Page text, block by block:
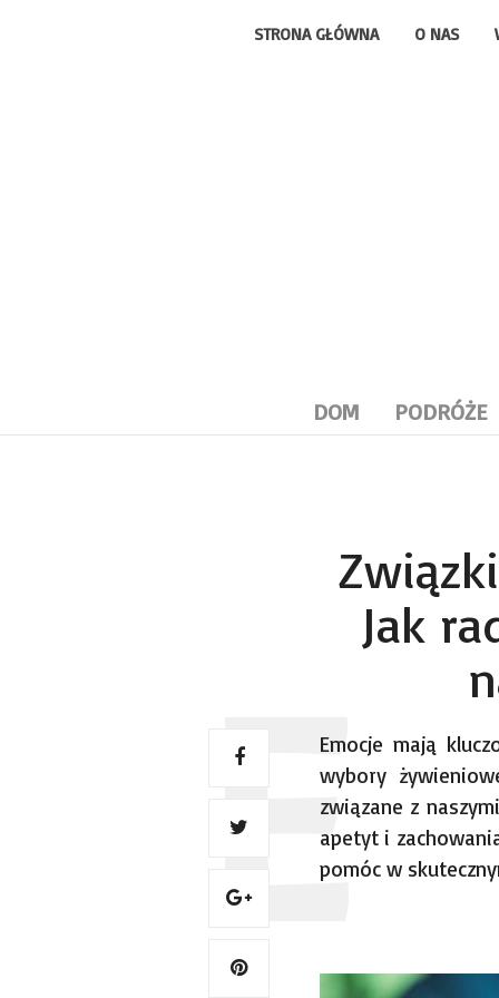
STRONA GŁÓWNA O NAS
DOM PODRÓŻE
Jak
Emocje mają
wybory
związane z
apetyt i
pomóc w